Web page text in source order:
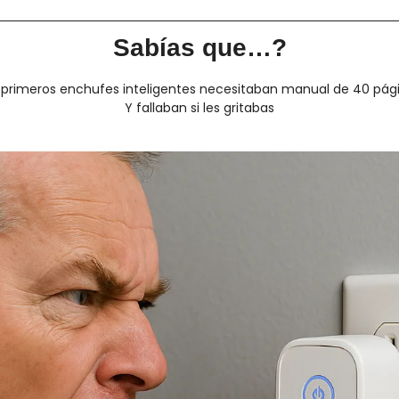
Sabías que…?
primeros enchufes inteligentes necesitaban manual de 40
Y fallaban si les gritabas